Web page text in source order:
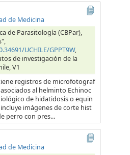
de Medicina
de Parasitología (CBPar),
UCHILE/GPPT9W,
de investigación de la
V1
registros de microfotograf
al helminto Echinoc
de hidatidosis o equin
imágenes de corte hist
perro con pres...
de Medicina